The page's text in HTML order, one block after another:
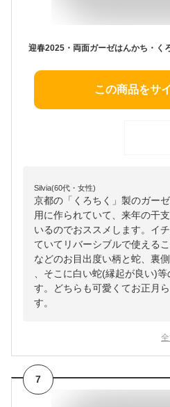
迎春2025・両面ガーゼはんかち・く
この商品をサ
Silvia(60代・女性)
京都の「くろちく」製のガー
用に作られていて、来年の干
いるのでおススメします。イ
ていてリバーシブルで使える
などのお目出度い柄と蛇、裏
、そこに白い蛇(縁起が良い)
す。どちらも可愛くてお正月
す。
7